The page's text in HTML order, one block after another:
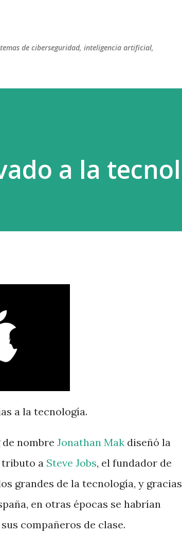
de ciberseguridad, inteligencia artificial,
a la
a la tecnología.
de nombre Jonathan Mak diseñó la
tributo a Steve Jobs, el fundador de
grandes de la tecnología, y
en otras épocas se habrían
compañeros de clase.